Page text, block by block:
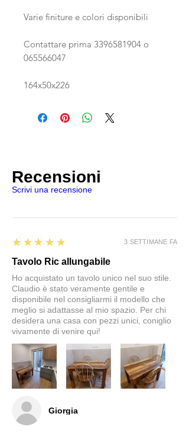
Varie finiture e colori disponibili
Contattare prima 3396581904 o
065566047
164x50x226
Recensioni
Scrivi una recensione
Giorgia
5
★★★★★
Tavolo Ric allungabile
Ho acquistato un tavolo unico nel suo stile.
Claudio è stato veramente gentile e
disponibile nel consigliarmi il modello che
meglio si adattasse al mio spazio. Per chi
desidera una casa con pezzi unici, coniglio
vivamente di venire qui!
3 SETTIMANE FA